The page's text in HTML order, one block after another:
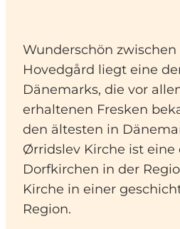
Wunderschön
Hovedgård liegt eine
Dänemarks, die vor
erhaltenen Fresken
den ältesten in
Ørridslev Kirche ist eine
Dorfkirchen in der
Kirche in einer
Region.